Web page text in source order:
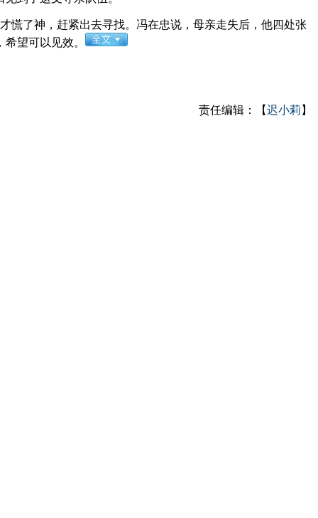
了神，赶紧出去寻找。冯在忠说，母亲走失后，他四处张
望可以见效。
责任编辑：【迟小莉 】